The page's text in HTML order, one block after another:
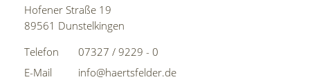
Hofener Straße 19
89561 Dunstelkingen
Telefon
07327 / 9229 - 0
E-Mail
info@haertsfelder.de